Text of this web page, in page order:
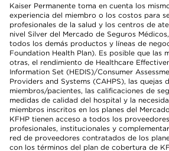
Kaiser Permanente toma en cuenta los
experiencia del miembro o los costos para
profesionales de la salud y los centros de
nivel Silver del Mercado de Seguros
todos los demás productos y líneas de
Foundation Health Plan). Es posible que las
otras, el rendimiento de Healthcare
Information Set (HEDIS)/Consumer
Providers and Systems (CAHPS), las quejas
miembros/pacientes, las calificaciones de
medidas de calidad del hospital y la
miembros inscritos en los planes del
KFHP tienen acceso a todos los
profesionales, institucionales y
red de proveedores contratados de los
con los términos del plan de cobertura de